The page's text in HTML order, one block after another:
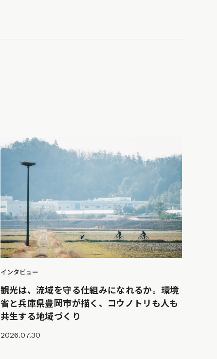
インタビュー
観光は、流域を守る仕組みになれるか。環境
省と兵庫県豊岡市が描く、コウノトリも人も
共生する地域づくり
2026.07.30